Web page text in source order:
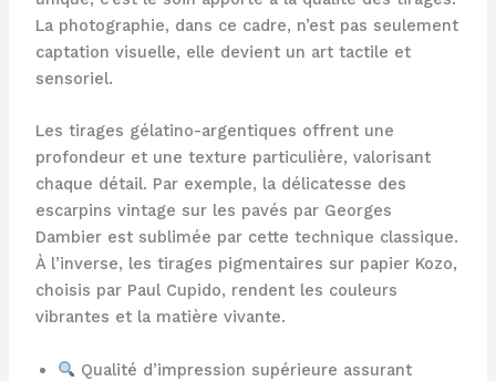
La photographie, dans ce cadre, n’est pas seulement
captation visuelle, elle devient un art tactile et
sensoriel.
Les tirages gélatino-argentiques offrent une
profondeur et une texture particulière, valorisant
chaque détail. Par exemple, la délicatesse des
escarpins vintage sur les pavés par Georges
Dambier est sublimée par cette technique classique.
À l’inverse, les tirages pigmentaires sur papier Kozo,
choisis par Paul Cupido, rendent les couleurs
vibrantes et la matière vivante.
Qualité d’impression supérieure assurant